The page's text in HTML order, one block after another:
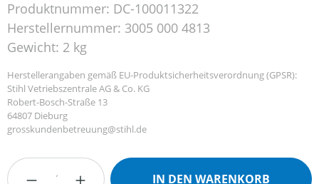
Produktnummer: DC-100011322
Herstellernummer: 3005 000 4813
Gewicht: 2 kg
Herstellerangaben gemäß EU-Produktsicherheitsverordnung (GPSR):
Stihl Vetriebszentrale AG & Co. KG
Robert-Bosch-Straße 13
64807 Dieburg
grosskundenbetreuung@stihl.de
Produkt Anzahl: Gib den gewünschten
IN DEN WARENKORB